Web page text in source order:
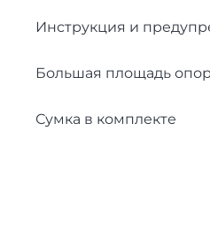
Инс­трук­ция и
Боль­шая пло­щадь
Сум­ка в комп­лек­те